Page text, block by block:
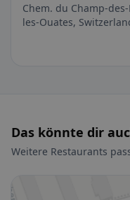
Chem. du Champ-
les-Ouates,
Das könnte dir
Weitere Restaurants